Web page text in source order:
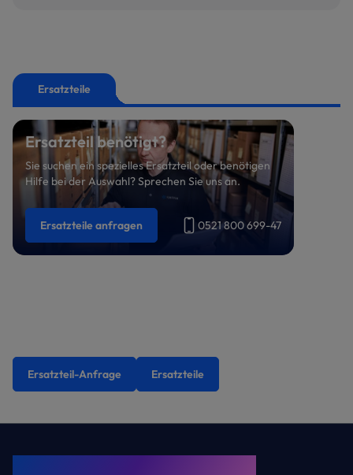
Ersatzteile
Ersatzteil benötigt?
Sie suchen ein spezielles Ersatzteil oder benötigen
Hilfe bei der Auswahl? Sprechen Sie uns an.
Ersatzteile anfragen 0521 800 699-47
Ersatzteil-Anfrage Ersatzteile